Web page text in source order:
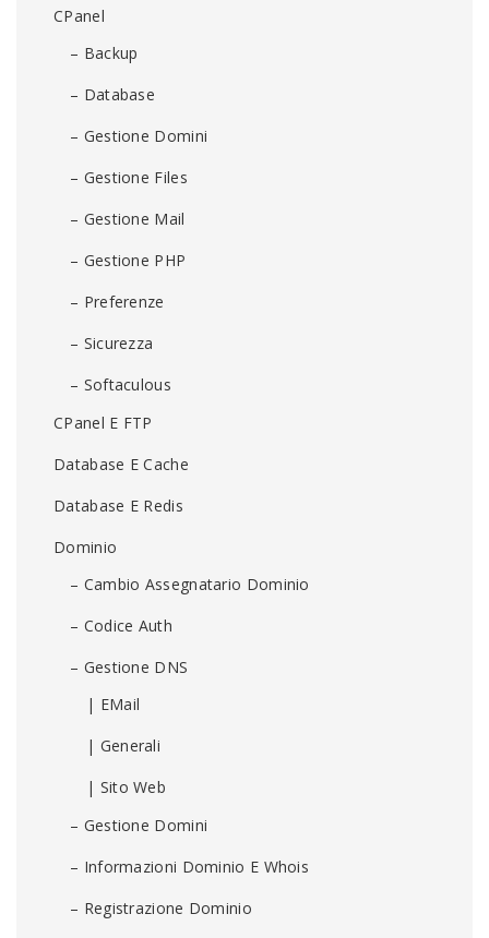
CPanel
– Backup
– Database
– Gestione Domini
– Gestione Files
– Gestione Mail
– Gestione PHP
– Preferenze
– Sicurezza
– Softaculous
CPanel E FTP
Database E Cache
Database E Redis
Dominio
– Cambio Assegnatario Dominio
– Codice Auth
– Gestione DNS
| EMail
| Generali
| Sito Web
– Gestione Domini
– Informazioni Dominio E Whois
– Registrazione Dominio